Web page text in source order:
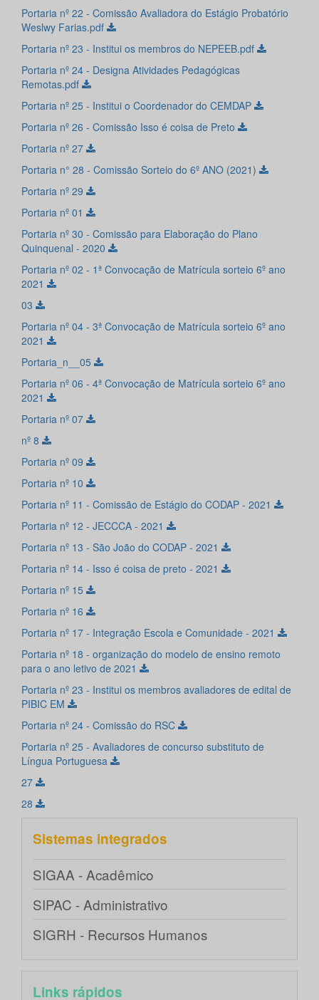
Portaria nº 22 - Comissão Avaliadora do Estágio Probatório
Weslwy Farias.pdf
Portaria nº 23 - Institui os membros do NEPEEB.pdf
Portaria nº 24 - Designa Atividades Pedagógicas
Remotas.pdf
Portaria nº 25 - Institui o Coordenador do CEMDAP
Portaria nº 26 - Comissão Isso é coisa de Preto
Portaria nº 27
Portaria n° 28 - Comissão Sorteio do 6º ANO (2021)
Portaria nº 29
Portaria nº 01
Portaria nº 30 - Comissão para Elaboração do Plano
Quinquenal - 2020
Portaria nº 02 - 1ª Convocação de Matrícula sorteio 6º ano
2021
03
Portaria nº 04 - 3ª Convocação de Matrícula sorteio 6º ano
2021
Portaria_n__05
Portaria nº 06 - 4ª Convocação de Matrícula sorteio 6º ano
2021
Portaria nº 07
nº 8
Portaria nº 09
Portaria nº 10
Portaria nº 11 - Comissão de Estágio do CODAP - 2021
Portaria nº 12 - JECCCA - 2021
Portaria nº 13 - São João do CODAP - 2021
Portaria nº 14 - Isso é coisa de preto - 2021
Portaria nº 15
Portaria nº 16
Portaria nº 17 - Integração Escola e Comunidade - 2021
Portaria nº 18 - organização do modelo de ensino remoto
para o ano letivo de 2021
Portaria nº 23 - Institui os membros avaliadores de edital de
PIBIC EM
Portaria nº 24 - Comissão do RSC
Portaria nº 25 - Avaliadores de concurso substituto de
Língua Portuguesa
27
28
Sistemas integrados
SIGAA - Acadêmico
SIPAC - Administrativo
SIGRH - Recursos Humanos
Links rápidos